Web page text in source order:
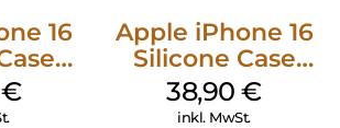
16
€
Apple iPhone 16
Silicone Case
MagSafe
Ultramarine
38,90€
inkl. MwSt.